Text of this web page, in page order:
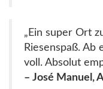
„Ein super Ort
Riesenspaß.
voll. Absolut
– José Manuel,